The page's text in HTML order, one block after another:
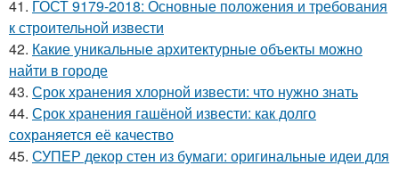
41. ГОСТ 9179-2018: Основные положения и требования
к строительной извести
42. Какие уникальные архитектурные объекты можно
найти в городе
43. Срок хранения хлорной извести: что нужно знать
44. Срок хранения гашёной извести: как долго
сохраняется её качество
45. СУПЕР декор стен из бумаги: оригинальные идеи для